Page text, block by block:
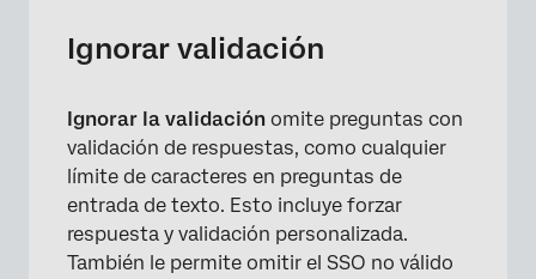
Ignorar validación
Ignorar la validación omite preguntas con
validación de respuestas, como cualquier
límite de caracteres en preguntas de
entrada de texto. Esto incluye forzar
respuesta y ​​validación personalizada.
También le permite omitir el SSO no válido